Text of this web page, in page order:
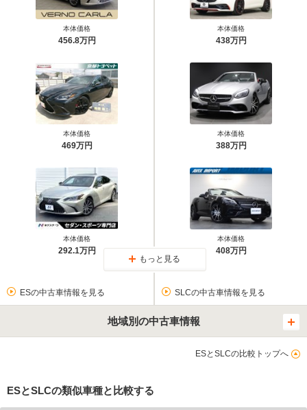
本体価格
456.8万円
本体価格
469万円
本体価格
292.1万円
本体価格
438万円
本体価格
388万円
本体価格
408万円
もっと見る
ESの中古車情報を見る SLCの中古車情報を見る
地域別の中古車情報
ESとSLCの比較トップへ
ESとSLCの類似車種と比較する